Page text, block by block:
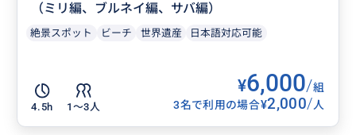
（ミリ編、ブルネイ編、サバ編）
絶景スポット ビーチ 世界遺産 日本語対応可能
4.5h 1〜3人
¥6,000/組
3名で利用の場合¥2,000/人